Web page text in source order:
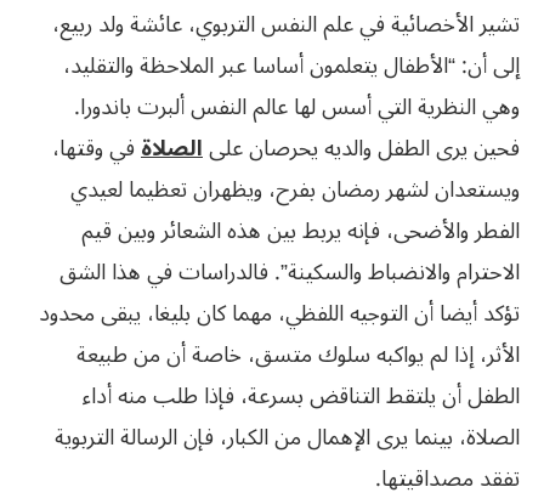
تشير الأخصائية في علم النفس التربوي، عائشة ولد ربيع،
إلى أن: “الأطفال يتعلمون أساسا عبر الملاحظة والتقليد،
وهي النظرية التي أسس لها عالم النفس ألبرت باندورا.
فحين يرى الطفل والديه يحرصان علىالصلاةفي وقتها،
ويستعدان لشهر رمضان بفرح، ويظهران تعظيما لعيدي
الفطر والأضحى، فإنه يربط بين هذه الشعائر وبين قيم
الاحترام والانضباط والسكينة”. فالدراسات في هذا الشق
تؤكد أيضا أن التوجيه اللفظي، مهما كان بليغا، يبقى محدود
الأثر، إذا لم يواكبه سلوك متسق، خاصة أن من طبيعة
الطفل أن يلتقط التناقض بسرعة، فإذا طلب منه أداء
الصلاة، بينما يرى الإهمال من الكبار، فإن الرسالة التربوية
تفقد مصداقيتها.